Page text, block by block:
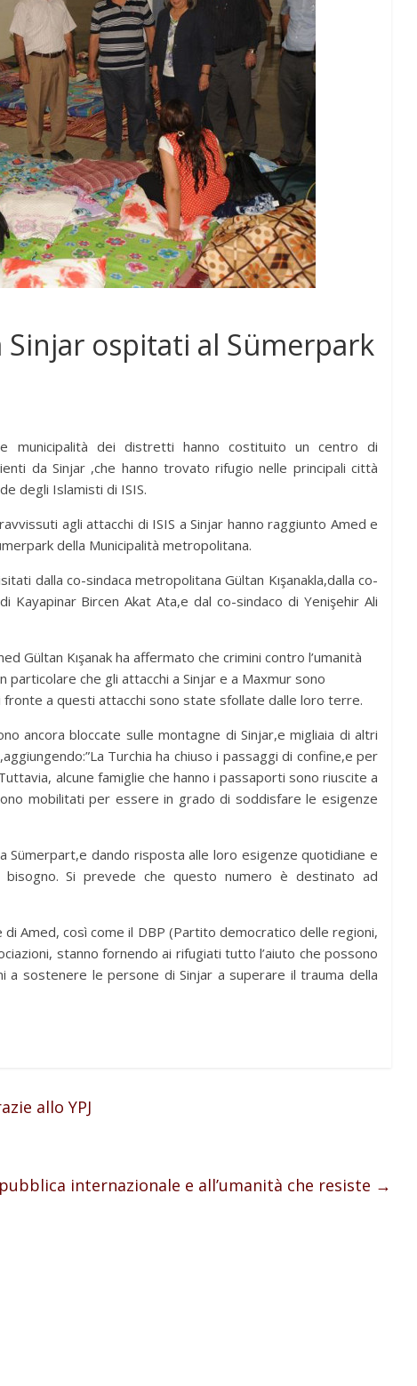
ospitati al Sümerpark
municipalità dei distretti hanno costituito un centro di
da Sinjar ,che hanno trovato rifugio nelle principali città
degli Islamisti di ISIS.
agli attacchi di ISIS a Sinjar hanno raggiunto Amed e
della Municipalità metropolitana.
dalla co-sindaca metropolitana Gültan Kışanakla,dalla co-
Kayapinar Bircen Akat Ata,e dal co-sindaco di Yenişehir Ali
Gültan Kışanak ha affermato che crimini contro l’umanità
che gli attacchi a Sinjar e a Maxmur sono
a questi attacchi sono state sfollate dalle loro terre.
ancora bloccate sulle montagne di Sinjar,e migliaia di altri
Turchia ha chiuso i passaggi di confine,e per
alcune famiglie che hanno i passaporti sono riuscite a
mobilitati per essere in grado di soddisfare le esigenze
dando risposta alle loro esigenze quotidiane e
bisogno. Si prevede che questo numero è destinato ad
Amed, così come il DBP (Partito democratico delle regioni,
stanno fornendo ai rifugiati tutto l’aiuto che possono
sostenere le persone di Sinjar a superare il trauma della
allo YPJ
internazionale e all’umanità che resiste →